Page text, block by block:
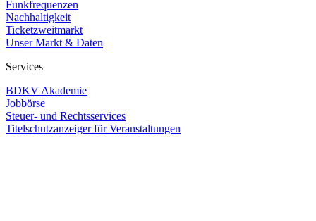
Funkfrequenzen
Nachhaltigkeit
Ticketzweitmarkt
Unser Markt & Daten
Services
BDKV Akademie
Jobbörse
Steuer- und Rechtsservices
Titelschutzanzeiger für Veranstaltungen